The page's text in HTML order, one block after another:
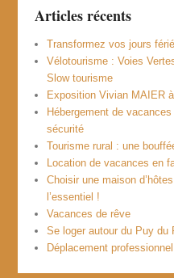
Articles récents
Transformez vos jours
Vélotourisme : Voies
Slow tourisme
Exposition Vivian MAIER
Hébergement de
sécurité
Tourisme rural : une
Location de vacances en
Choisir une maison
l’essentiel !
Vacances de rêve
Se loger autour du Puy du
Déplacement